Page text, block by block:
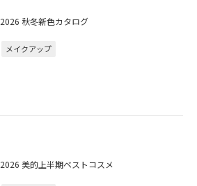
2026 秋冬新色カタログ
メイクアップ
2026 美的上半期ベストコスメ